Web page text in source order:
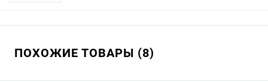
ПОХОЖИЕ ТОВАРЫ (8)